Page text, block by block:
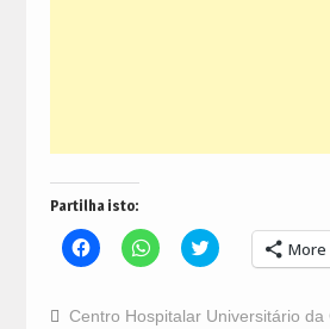
Partilha isto:
Click
to
Facebook
(Opens
Click
to
WhatsApp
(Opens
Click
to
Twitter
(Opens
More
Centro Hospitalar Universitário da